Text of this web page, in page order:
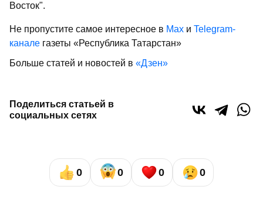
Восток".
Не пропустите самое интересное в Max и Telegram-
канале газеты «Республика Татарстан»
Больше статей и новостей в «Дзен»
Поделиться статьей в
социальных сетях
0 0 0 0